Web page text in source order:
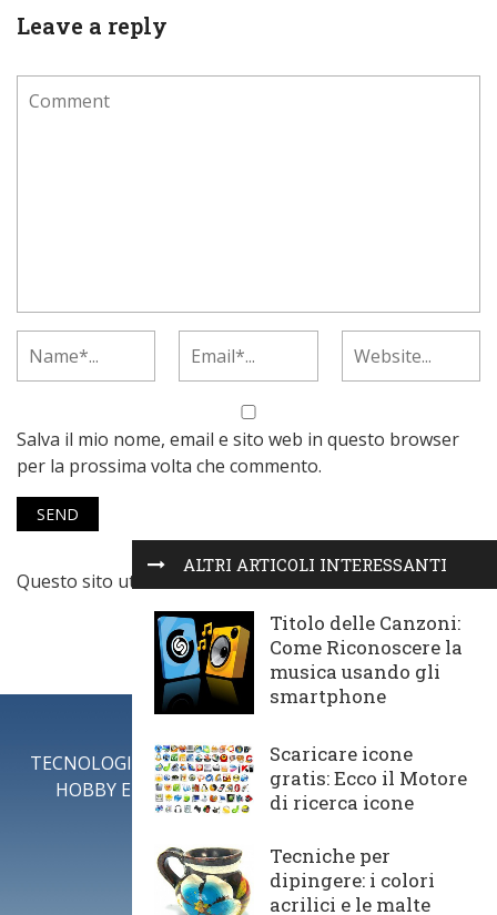
Leave a reply
Salva il mio nome, email e sito web in questo browser
per la prossima volta che commento.
Questo sito utilizza Akismet per ridurre lo spam.
come vengono elaborati i dati derivati dai commenti
ALTRI ARTICOLI INTERESSANTI
Titolo delle Canzoni:
Come Riconoscere la
musica usando gli
smartphone
Scaricare icone
gratis: Ecco il Motore
di ricerca icone
Tecniche per
dipingere: i colori
acrilici e le malte
TECNOLOGIA LAVORI IN CASA
CONSIGLI
HOBBY E TEMPO LIBERO
GUIDE FAI DA TE